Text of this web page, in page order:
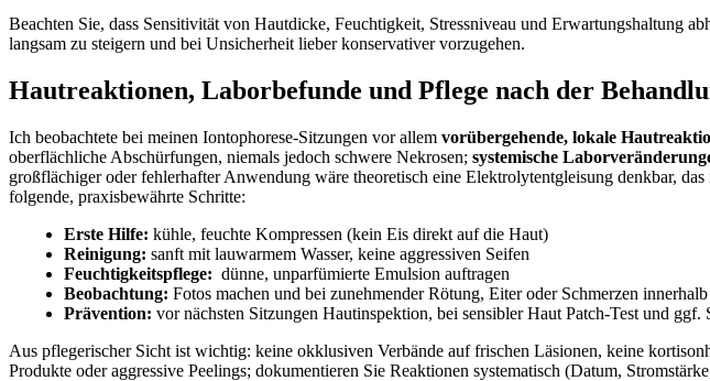
Beachten Sie,⁣ dass ⁣Sensitivität von⁤ Hautdicke, Feuchtigkeit, Stressniveau und Erwartungshaltung⁤
⁤langsam ⁢zu⁢ steigern⁤ und bei Unsicherheit lieber konservativer ‍vorzugehen.
Hautreaktionen, ​Laborbefunde und ​Pflege nach der
Ich beobachtete bei⁤ meinen Iontophorese-Sitzungen vor allem vorübergehende, lokale
oberflächliche Abschürfungen, niemals​ jedoch schwere Nekrosen; systemische
großflächiger oder fehlerhafter Anwendung wäre theoretisch eine Elektrolytentgleisung denkbar,
folgende,⁢ praxisbewährte Schritte:
Erste Hilfe: kühle, feuchte Kompressen (kein⁤ Eis direkt ⁣auf ‍die Haut)
Reinigung: sanft‌ mit lauwarmem Wasser, keine​ aggressiven ​Seifen
Feuchtigkeitspflege: ⁤ dünne, unparfümierte Emulsion auftragen
Beobachtung: Fotos machen und bei zunehmender Rötung, Eiter oder Schmerzen
Prävention: vor nächsten Sitzungen Hautinspektion, bei sensibler Haut Patch-Test und ‍ggf.
Aus ‍pflegerischer Sicht ist wichtig: keine ‍okklusiven Verbände auf frischen​ Läsionen, keine
Produkte oder aggressive Peelings; dokumentieren Sie Reaktionen systematisch (Datum,